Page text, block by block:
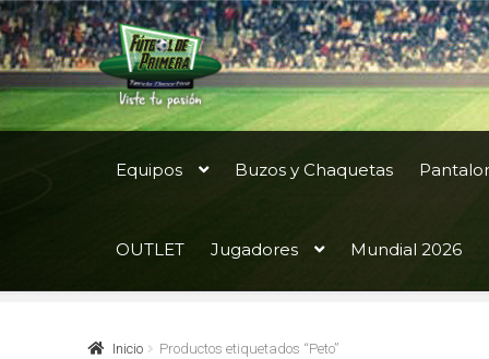
Ir
a
la
navegación
Ir
al
contenido
Equipos Buzos y Chaquetas
OUTLET Jugadores Mundial 2026
Inicio Productos etiquetados “Peto”